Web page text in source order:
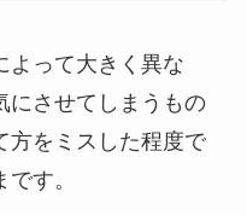
よって大きく異な
にさせてしまうもの
方をミスした程度で
す。